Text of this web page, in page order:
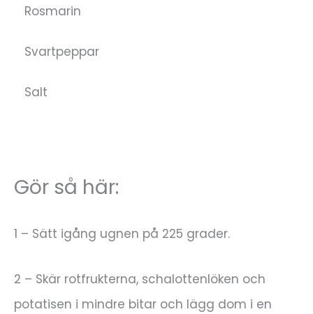
Rosmarin
Svartpeppar
Salt
Gör så här:
1 – Sätt igång ugnen på 225 grader.
2 – Skär rotfrukterna, schalottenlöken och
potatisen i mindre bitar och lägg dom i en